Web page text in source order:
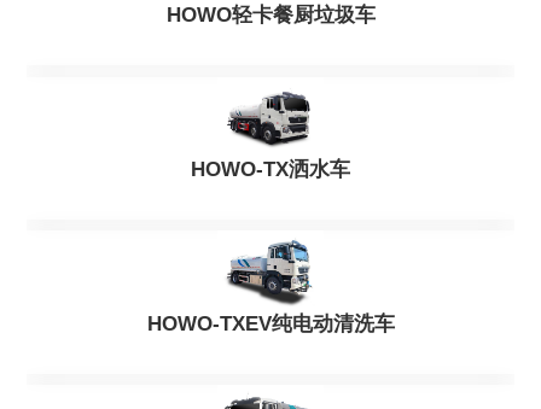
HOWO轻卡餐厨垃圾车
HOWO-TX洒水车
HOWO-TXEV纯电动清洗车